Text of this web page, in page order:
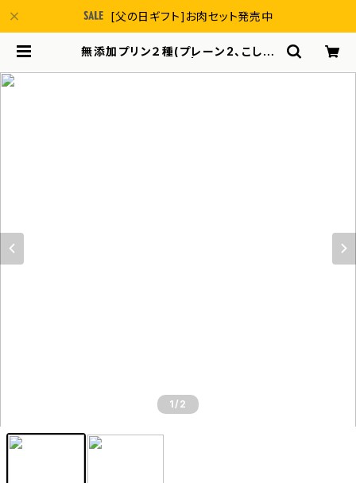
[父の日ギフト]お肉セット発売中
無添加プリン２種(プレーン2、こしあ
1 /2